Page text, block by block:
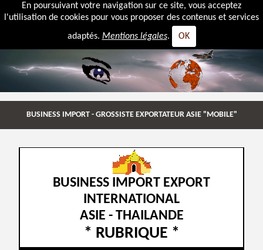
En poursuivant votre navigation sur ce site, vous acceptez
l'utilisation de cookies pour vous proposer des contenus et services
adaptés. Mentions légales. OK
BUSINESS IMPORT - GROSSISTE EXPORTATEUR ASIE "MOBILE"
BUSINESS IMPORT EXPORT
INTERNATIONAL
ASIE - THAILANDE
* RUBRIQUE *